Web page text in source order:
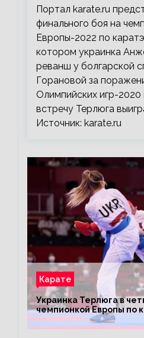
Портал karate.ru
финального боя на
Европы-2022 по
котором украинка
реванш у болгарской
Горановой за
Олимпийских игр-2020
встречу Терлюга
Источник: karate.ru
Карате
Украинка Терлюга в
чемпионкой Европы по